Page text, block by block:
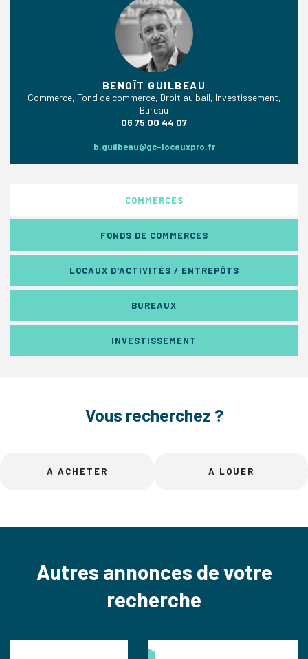
BENOÎT GUILBEAU
Commerce, Fond de commerce, Droit au bail, Investissement,
Bureau
06 75 00 44 07
b.guilbeau@gc-locauxpro.fr
COMMERCES
FONDS DE COMMERCES
LOCAUX D'ACTIVITÉS / ENTREPÔTS
BUREAUX
INVESTISSEMENT
Vous recherchez ?
A ACHETER A LOUER
Autres annonces de votre
recherche